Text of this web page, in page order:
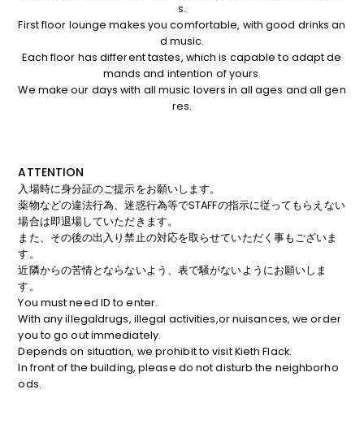
s.
First floor lounge makes you comfortable, with good drinks an
d music.
Each floor has different tastes, which is capable to adapt de
mands and intention of yours.
We make our days with all music lovers in all ages and all gen
res.
ATTENTION
入場時に身分証のご提示をお願いします。
薬物などの違法行為、迷惑行為等でSTAFFの指示に従ってもらえない
場合は即退場していただきます。
また、その後の出入り禁止の対応を取らせていただく事もございま
す。
近隣からの苦情とならないよう、表で騒がないようにお願いしま
す。
You must need ID to enter.
With any illegaldrugs, illegal activities,or nuisances, we order
you to go out immediately.
Depends on situation, we prohibit to visit Kieth Flack.
In front of the building, please do not disturb the neighborho
ods.